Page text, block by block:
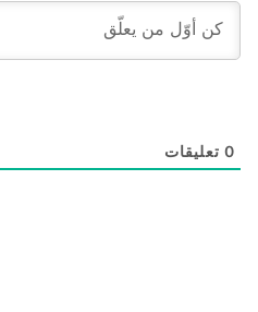
0 تعليقات